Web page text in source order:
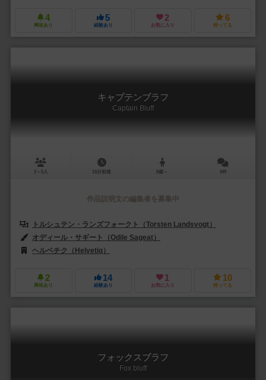
4
興味あり
5
経験あり
2
お気に入り
6
持ってる
キャプテンブラフ
Captain Bluff
2～5人 15分前後 8歳～ 0件
作品説明文の編集者を募集中
トルシュテン・ランズフォークト（Torsten Landsvogt）
オディール・サギート（Odile Sageat）
ヘルベチク（Helvetiq）
2
興味あり
14
経験あり
1
お気に入り
10
持ってる
フォックスブラフ
Fox bluff